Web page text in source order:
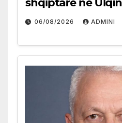
shqiptare në Ulqin
06/08/2026 ADMINI